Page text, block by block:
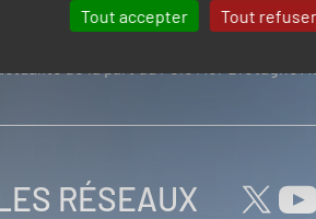
Tout accepter Tout refuser
de la part du Pôle Mer Bretagne
RÉSEAUX